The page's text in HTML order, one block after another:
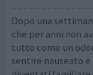
Dopo una
che per anni non
tutto come un
sentire nauseato e